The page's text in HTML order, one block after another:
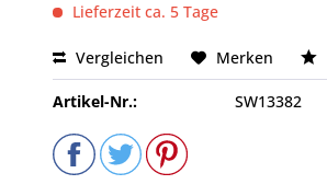
Lieferzeit ca. 5 Tage
Vergleichen Merken
Artikel-Nr.: SW13382